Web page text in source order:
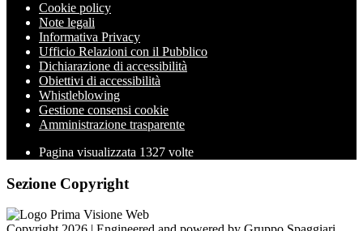
Cookie policy
Note legali
Informativa Privacy
Ufficio Relazioni con il Pubblico
Dichiarazione di accessibilità
Obiettivi di accessibilità
Whistleblowing
Gestione consensi cookie
Amministrazione trasparente
Pagina visualizzata 1327 volte
Sezione Copyright